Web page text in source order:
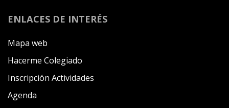
ENLACES DE INTERÉS
Mapa web
Hacerme Colegiado
Inscripción Actividades
Agenda